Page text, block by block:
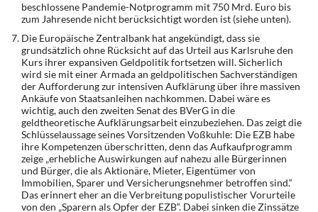
beschlossene Pandemie-Notprogramm mit 750 Mrd. Euro bis
zum Jahresende nicht berücksichtigt worden ist (siehe unten).
Die Europäische Zentralbank hat angekündigt, dass sie
grundsätzlich ohne Rücksicht auf das Urteil aus Karlsruhe den
Kurs ihrer expansiven Geldpolitik fortsetzen will. Sicherlich
wird sie mit einer Armada an geldpolitischen Sachverständigen
der Aufforderung zur intensiven Aufklärung über ihre massiven
Ankäufe von Staatsanleihen nachkommen. Dabei wäre es
wichtig, auch den zweiten Senat des BVerG in die
geldtheoretische Aufklärungsarbeit einzubeziehen. Das zeigt die
Schlüsselaussage seines Vorsitzenden Voßkuhle: Die EZB habe
ihre Kompetenzen überschritten, denn das Aufkaufprogramm
zeige „erhebliche Auswirkungen auf nahezu alle Bürgerinnen
und Bürger, die als Aktionäre, Mieter, Eigentümer von
Immobilien, Sparer und Versicherungsnehmer betroffen sind.“
Das erinnert eher an die Verbreitung populistischer Vorurteile
von den „Sparern als Opfer der EZB“. Dabei sinken die Zinssätze